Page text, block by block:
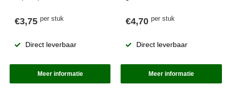
€3,75 per stuk
Direct leverbaar
Meer informatie
€4,70per stuk
Direct leverbaar
Meer informatie